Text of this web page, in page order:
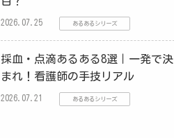
2026.07.25 あるあるシリーズ
採血・点滴あるある8選｜一発で決
まれ！看護師の手技リアル
2026.07.21 あるあるシリーズ